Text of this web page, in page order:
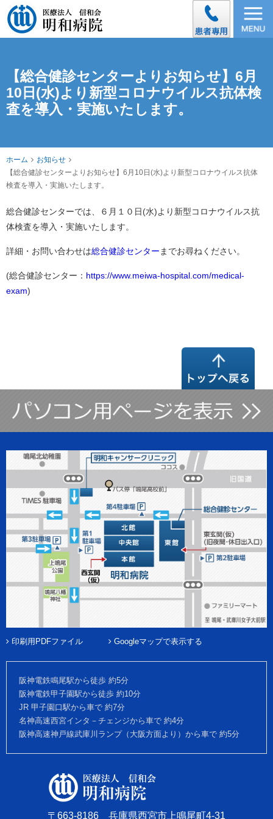
【総合健診センターよりお知らせ】6月
10日(水)より新型コロナウイルス抗体検
査を導入・実施いたします。
ホーム
お知らせ
【総合健診センターよりお知らせ】6月10日(水)より新型コロナウイルス抗体
検査を導入・実施いたします。
総合健診センターでは、６月１０日(水)より新型コロナウイルス抗
体検査を導入・実施いたします。
詳細・お問い合わせは総合健診センター までお尋ねください。
(総合健診センター： https://www.meiwa-hospital.com/medical-
exam)
印刷用PDFファイル Googleマップで表示する
阪神電鉄鳴尾駅から徒歩 約5分
阪神電鉄甲子園駅から徒歩 約10分
JR 甲子園口駅から車で 約7分
名神高速西宮インタ－チェンジから車で 約4分
阪神高速神戸線武庫川ランプ（大阪方面より）から車で 約5分
〒663-8186 兵庫県西宮市上鳴尾町4-31